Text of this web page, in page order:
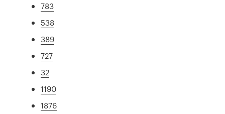
783
538
389
727
32
1190
1876